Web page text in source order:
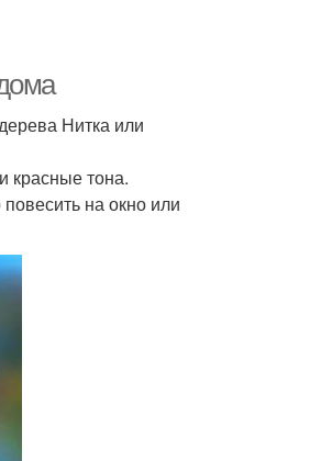
Нитка или
красные тона.
на окно или